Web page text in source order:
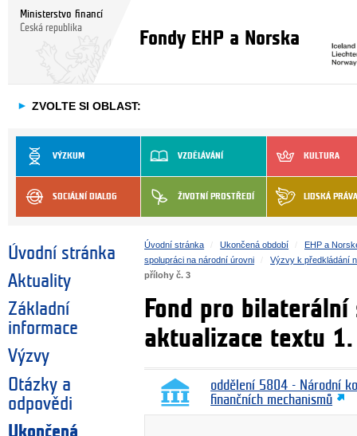
Ministerstvo financí
Česká republika
Fondy EHP a Norska
► ZVOLTE SI OBLAST:
VÝZKUM VZDĚLÁVÁNÍ KULTURA
SOCIÁLNÍ DIALOG ŽIVOTNÍ PROSTŘEDÍ LIDSKÁ PRÁVA
Úvodní stránka
Aktuality
Základní
informace
Výzvy
Otázky a
odpovědi
Ukončená
Úvodní stránka Ukončená období
EHP a
spolupráci na národní úrovni
Výzvy k předkládání
přílohy č. 3
Fond pro
aktualizace textu
oddělení 5804 - Národní
finančních mechanismů